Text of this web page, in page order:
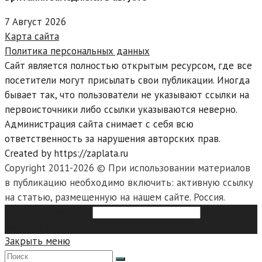
7 Август 2026
Карта сайта
Политика персональных данных
Сайт является полностью открытым ресурсом, где все
посетители могут присылать свои публикации. Иногда
бывает так, что пользователи не указывают ссылки на
первоисточники либо ссылки указываются неверно.
Администрация сайта снимает с себя всю
ответственность за нарушения авторских прав.
Created by https://zaplata.ru
Copyright 2011-2026 © При использовании материалов
в публикацию необходимо включить: активную ссылку
на статью, размещенную на нашем сайте. Россия.
Закрыть меню